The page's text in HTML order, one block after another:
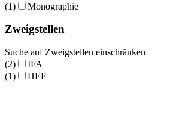
(1)
Monographie
Zweigstellen
Suche auf Zweigstellen einschränken
(2)
IFA
(1)
HEF